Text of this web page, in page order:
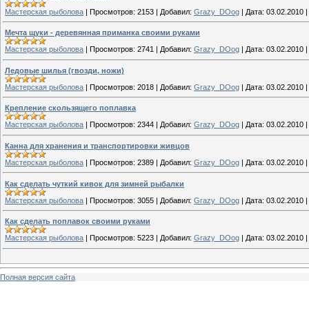
Мастерская рыболова | Просмотров: 2153 | Добавил: Grazy_DOog | Дата: 03.02.2010 |
Мечта щуки - деревянная приманка своими руками
Мастерская рыболова | Просмотров: 2741 | Добавил: Grazy_DOog | Дата: 03.02.2010 |
Ледовые шилья (гвозди, ножи)
Мастерская рыболова | Просмотров: 2018 | Добавил: Grazy_DOog | Дата: 03.02.2010 |
Крепление скользящего поплавка
Мастерская рыболова
Просмотров: 2344 Добавил: Grazy_DOog Дата: 03.02.2010
Канна для хранения и транспортировки живцов
Мастерская рыболова | Просмотров: 2389 | Добавил: Grazy_DOog | Дата: 03.02.2010 |
Как сделать чуткий кивок для зимней рыбалки
Мастерская рыболова | Просмотров: 3055 | Добавил: Grazy_DOog | Дата: 03.02.2010 |
Как сделать поплавок своими руками
Мастерская рыболова
Просмотров: 5223 Добавил: Grazy_DOog Дата: 03.02.2010
Полная версия сайта